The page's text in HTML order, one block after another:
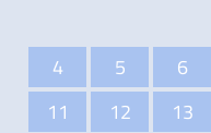
Termine
4
5 6
11
12 13